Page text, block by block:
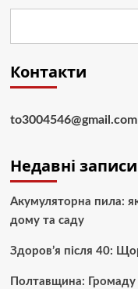
Контакти
to3004546@gmail.com
Недавні записи
Акумуляторна пила:
дому та саду
Здоров’я після 40:
Полтавщина: Громаду